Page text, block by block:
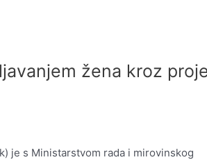
žena kroz
je s Ministarstvom rada i mirovinskog